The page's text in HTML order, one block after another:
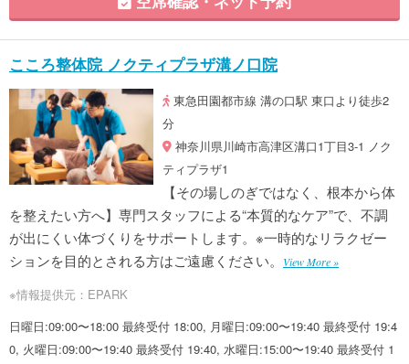
こころ整体院 ノクティプラザ溝ノ口院
東急田園都市線 溝の口駅 東口より徒歩2
分
神奈川県川崎市高津区溝口1丁目3-1 ノク
ティプラザ1
【その場しのぎではなく、根本から体
を整えたい方へ】専門スタッフによる“本質的なケア”で、不調
が出にくい体づくりをサポートします。※一時的なリラクゼー
ションを目的とされる方はご遠慮ください。
View More »
※情報提供元：EPARK
日曜日:09:00〜18:00 最終受付 18:00, 月曜日:09:00〜19:40 最終受付 19:4
0, 火曜日:09:00〜19:40 最終受付 19:40, 水曜日:15:00〜19:40 最終受付 1